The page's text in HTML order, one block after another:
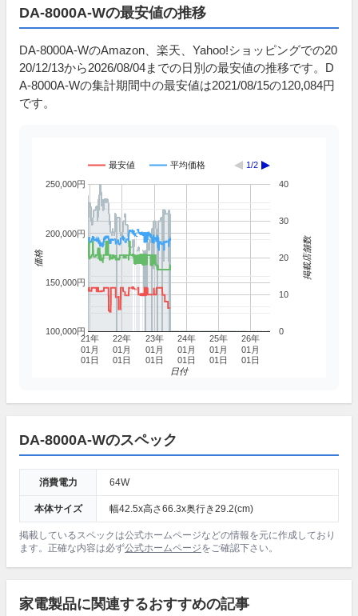
DA-8000A-Wの最安値の推移
DA-8000A-WのAmazon、楽天、Yahoo!ショッピングでの20
20/12/13から2026/08/04までの日別の最安値の推移です。D
A-8000A-Wの集計期間中の最安値は2021/08/15の120,084円
です。
最安値 平均価格 1/2
21年
01月
01日
22年
01月
01日
23年
01月
01日
24年
01月
01日
25年
01月
01日
26年
01月
01日
100,000円
150,000円
200,000円
250,000円
0
10
20
30
40
日付
価格 掲載店舗数
DA-8000A-Wのスペック
消費電力 64W
本体サイズ 幅42.5x高さ66.3x奥行き29.2(cm)
掲載しているスペックは公式ホームページなどの情報を元に作成しており
ます。正確な内容は必ず公式ホームページをご確認下さい。
家電製品に関連するおすすめの記事